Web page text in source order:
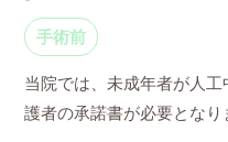
手術前
当院では、未成年者が人
護者の承諾書が必要となり